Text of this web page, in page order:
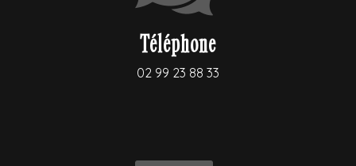
Téléphone
02 99 23 88 33